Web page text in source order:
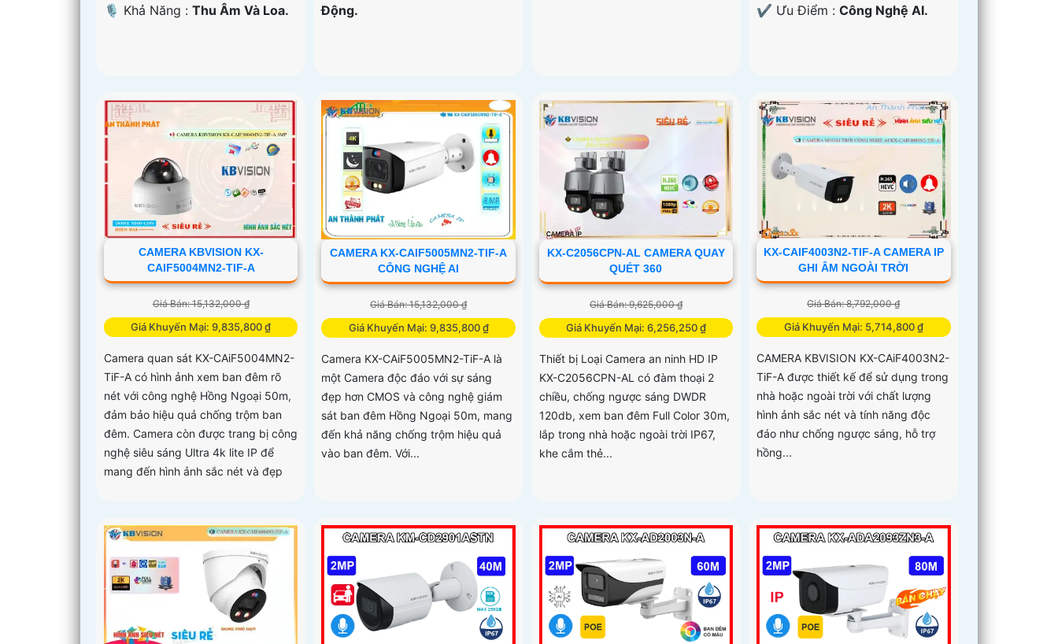
️🎙 Khả Năng : Thu Âm Và Loa.
Động.
️✔️ Ưu Điểm :Công Nghệ AI.
CAMERA KBVISION KX-
CAIF5004MN2-TIF-A
Giá Bán: 15,132,000 ₫
Giá Khuyến Mại: 9,835,800 ₫
Camera quan sát KX-CAiF5004MN2-
TiF-A có hình ảnh xem ban đêm rõ
nét với công nghệ Hồng Ngoại 50m,
đảm bảo hiệu quả chống trộm ban
đêm. Camera còn được trang bị công
nghệ siêu sáng Ultra 4k lite IP để
mang đến hình ảnh sắc nét và đẹp
CAMERA KX-CAIF5005MN2-TIF-A
CÔNG NGHỆ AI
Giá Bán: 15,132,000 ₫
Giá Khuyến Mại: 9,835,800 ₫
Camera KX-CAiF5005MN2-TiF-A là
một Camera độc đáo với sự sáng
đẹp hơn CMOS và công nghệ giám
sát ban đêm Hồng Ngoại 50m, mang
đến khả năng chống trộm hiệu quả
vào ban đêm. Với...
KX-C2056CPN-AL CAMERA QUAY
QUÉT 360
Giá Bán: 9,625,000 ₫
Giá Khuyến Mại: 6,256,250 ₫
Thiết bị Loại Camera an ninh HD IP
KX-C2056CPN-AL có đàm thoại 2
chiều, chống ngược sáng DWDR
120db, xem ban đêm Full Color 30m,
lắp trong nhà hoặc ngoài trời IP67,
khe cắm thẻ...
KX-CAIF4003N2-TIF-A CAMERA IP
GHI ÂM NGOÀI TRỜI
Giá Bán: 8,792,000 ₫
Giá Khuyến Mại: 5,714,800 ₫
CAMERA KBVISION KX-CAiF4003N2-
TiF-A được thiết kế để sử dụng trong
nhà hoặc ngoài trời với chất lượng
hình ảnh sắc nét và tính năng độc
đáo như chống ngược sáng, hỗ trợ
hồng...